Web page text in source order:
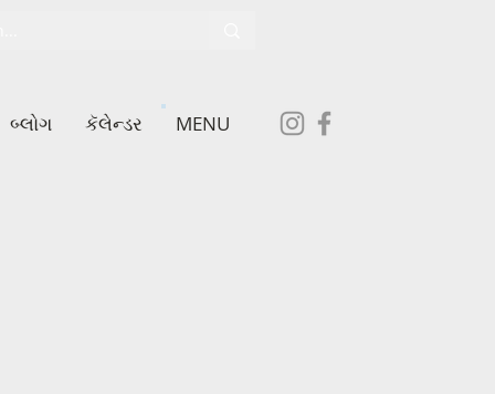
બ્લોગ કૅલેન્ડર MENU